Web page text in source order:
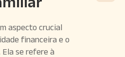
aspecto crucial
financeira e o
se refere à